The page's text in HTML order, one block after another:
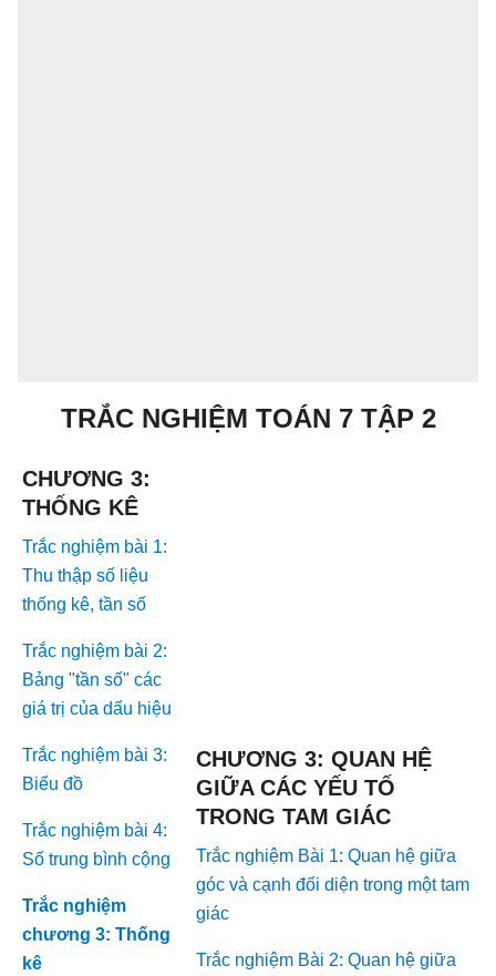
TRẮC NGHIỆM TOÁN 7 TẬP 2
CHƯƠNG 3:
THỐNG KÊ
Trắc nghiệm bài 1:
Thu thập số liệu
thống kê, tần số
Trắc nghiệm bài 2:
Bảng "tần số" các
giá trị của dấu hiệu
Trắc nghiệm bài 3:
Biểu đồ
Trắc nghiệm bài 4:
Số trung bình cộng
Trắc nghiệm
chương 3: Thống
kê
CHƯƠNG 3: QUAN HỆ
GIỮA CÁC YẾU TỐ
TRONG TAM GIÁC
Trắc nghiệm Bài 1: Quan hệ giữa
góc và cạnh đối diện trong một tam
giác
Trắc nghiệm Bài 2: Quan hệ giữa